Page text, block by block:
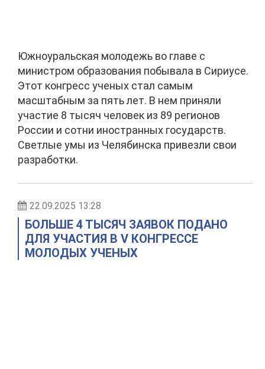
Южноуральская молодежь во главе с
министром образования побывала в Сириусе.
Этот конгресс ученых стал самым
масштабным за пять лет. В нем приняли
участие 8 тысяч человек из 89 регионов
России и сотни иностранных государств.
Светлые умы из Челябинска привезли свои
разработки.
22.09.2025 13:28
БОЛЬШЕ 4 ТЫСЯЧ ЗАЯВОК ПОДАНО
ДЛЯ УЧАСТИЯ В V КОНГРЕССЕ
МОЛОДЫХ УЧЕНЫХ